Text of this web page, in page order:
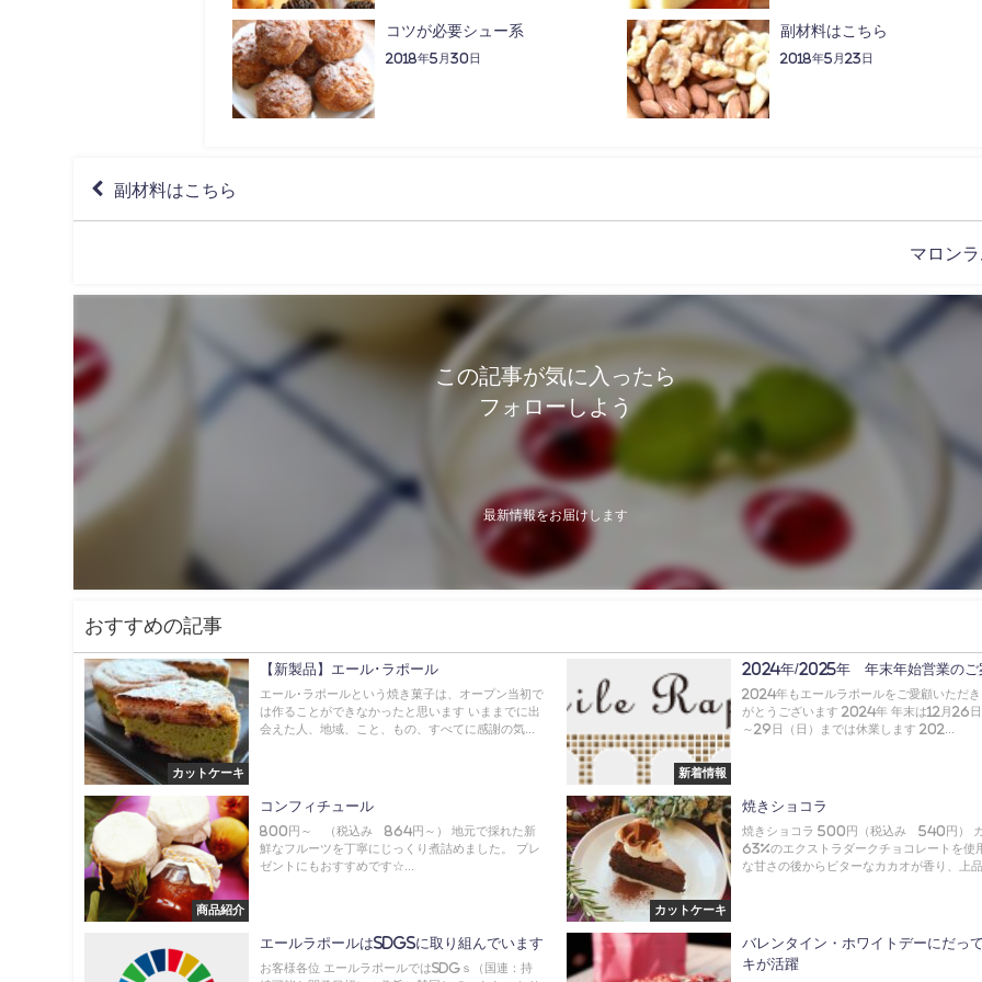
コツが必要シュー系
2018年5月30日
副材料はこちら
2018年5月23日
副材料はこちら
マロン
この記事が気に入ったら
フォローしよう
最新情報をお届けします
おすすめの記事
カットケーキ
【新製品】エール･ラポール
エール･ラポールという焼き菓子は、オープン当初で
は作ることができなかったと思います いままでに出
会えた人、地域、こと、もの、すべてに感謝の気...
新着情報
2024年/2025年 年末年始営業のご
2024年もエールラポールをご愛顧いただ
がとうございます 2024年 年末は12月26
～29日（日）までは休業します 202...
商品紹介
コンフィチュール
800円～ （税込み 864円～） 地元で採れた新
鮮なフルーツを丁寧にじっくり煮詰めました。 プレ
ゼントにもおすすめです☆...
カットケーキ
焼きショコラ
焼きショコラ 500円（税込み 540円）
63%のエクストラダークチョコレートを使
な甘さの後からビターなカカオが香り、上
エールラポールはSDGsに取り組んでいます
お客様各位 エールラポールではSDGｓ（国連：持
バレンタイン・ホワイトデーにだっ
キが活躍